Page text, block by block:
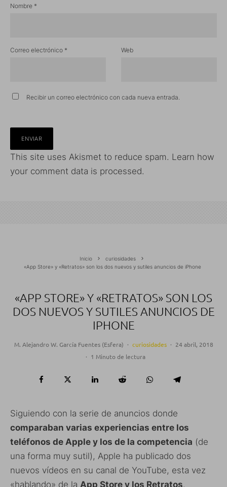
Nombre *
Correo electrónico * Web
Recibir un correo electrónico con cada nueva entrada.
This site uses Akismet to reduce spam. Learn how
your comment data is processed.
Inicio
curiosidades
«App Store» y «Retratos» son los dos nuevos y sutiles anuncios de iPhone
«APP STORE» Y «RETRATOS» SON LOS
DOS NUEVOS Y SUTILES ANUNCIOS DE
IPHONE
M. Alejandro W. García Fuentes (Esfera) · curiosidades · 24 abril, 2018
· 1 Minuto de lectura
Siguiendo con la serie de anuncios donde
comparaban varias experiencias entre los
teléfonos de Apple y los de la competencia (de
una forma muy sutil), Apple ha publicado dos
nuevos vídeos en su canal de YouTube, esta vez
«hablando» de la App Store y los Retratos.